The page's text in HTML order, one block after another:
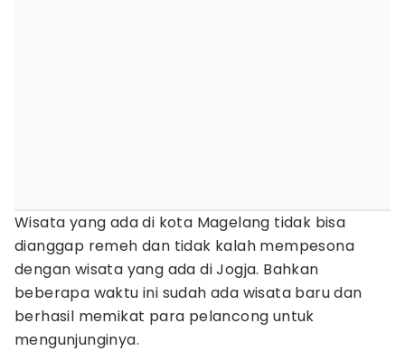
Wisata yang ada di kota Magelang tidak bisa
dianggap remeh dan tidak kalah mempesona
dengan wisata yang ada di Jogja. Bahkan
beberapa waktu ini sudah ada wisata baru dan
berhasil memikat para pelancong untuk
mengunjunginya.